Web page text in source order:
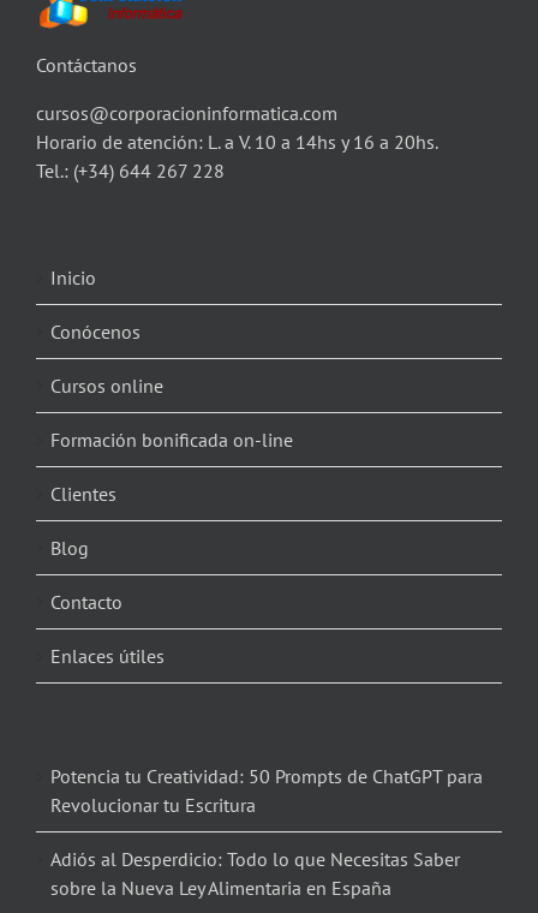
Contáctanos
cursos@corporacioninformatica.com
Horario de atención: L. a V. 10 a 14hs y 16 a 20hs.
Tel.: (+34) 644 267 228
Inicio
Conócenos
Cursos online
Formación bonificada on-line
Clientes
Blog
Contacto
Enlaces útiles
Potencia tu Creatividad: 50 Prompts de ChatGPT para
Revolucionar tu Escritura
Adiós al Desperdicio: Todo lo que Necesitas Saber
sobre la Nueva Ley Alimentaria en España